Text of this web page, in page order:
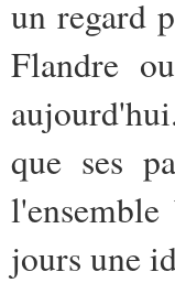
un regard
Flandre
que ses
jours une